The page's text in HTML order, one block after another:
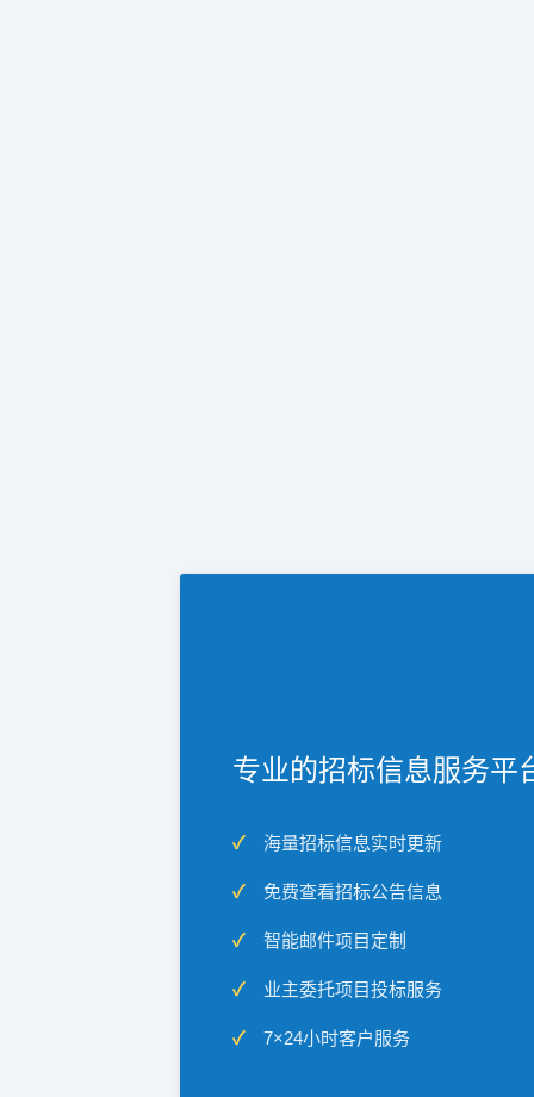
专业的招标信息服务平
海量招标信息实时更新
免费查看招标公告信息
智能邮件项目定制
业主委托项目投标服务
7×24小时客户服务